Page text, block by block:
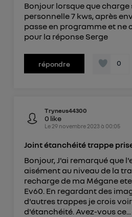
Bonjour lorsque que charge
personnelle 7 kws, après
passe en programme et ne
pour la réponse Serge
répondre 0
Tryneus44300
0 like
Le 29 novembre 2023 à 00:05
Joint étanchéité trappe
Bonjour, J'ai remarqué que
aisément au niveau de la
recharge de ma Mégane
Ev60. En regardant des
d'autres trappes je crois
d'étanchéité. Avez-vous ce...